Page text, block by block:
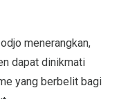
menerangkan,
dapat dinikmati
yang berbelit bagi